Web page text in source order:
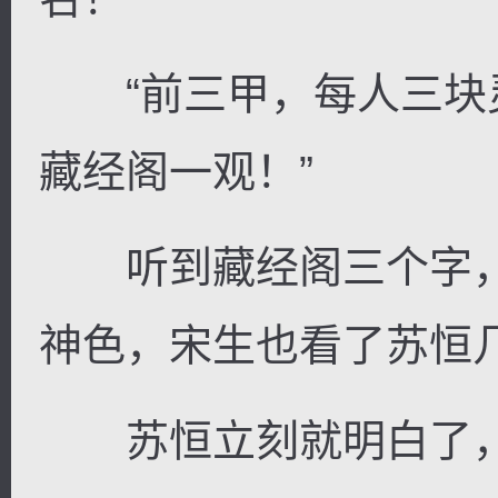
“前三甲，每人三块
藏经阁一观！”
听到藏经阁三个字
神色，宋生也看了苏恒
苏恒立刻就明白了